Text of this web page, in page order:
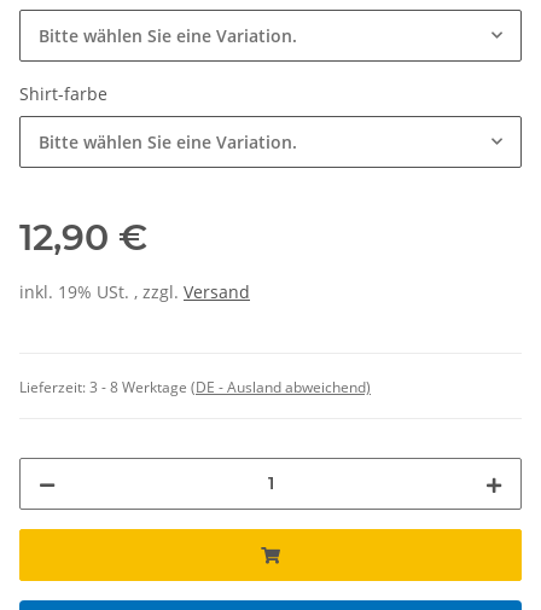
Bitte wählen Sie eine Variation.
Shirt-farbe
Bitte wählen Sie eine Variation.
12,90 €
inkl. 19% USt. , zzgl. Versand
Lieferzeit:3 - 8 Werktage (DE - Ausland abweichend)